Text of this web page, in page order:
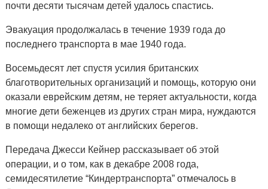
почти десяти тысячам детей удалось спастись.
Эвакуация продолжалась в течение 1939 года до
последнего транспорта в мае 1940 года.
Восемьдесят лет спустя усилия британских
благотворительных организаций и помощь, которую они
оказали еврейским детям, не теряет актуальности, когда
многие дети беженцев из других стран мира, нуждаются
в помощи недалеко от английских берегов.
Передача Джесси Кейнер рассказывает об этой
операции, и о том, как в декабре 2008 года,
семидесятилетие “Киндертранспорта” отмечалось в